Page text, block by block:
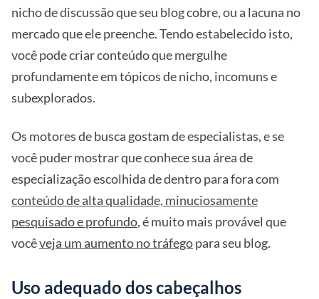
nicho de discussão que seu blog cobre, ou a lacuna no
mercado que ele preenche. Tendo estabelecido isto,
você pode criar conteúdo que mergulhe
profundamente em tópicos de nicho, incomuns e
subexplorados.
Os motores de busca gostam de especialistas, e se
você puder mostrar que conhece sua área de
especialização escolhida de dentro para fora com
conteúdo de alta qualidade, minuciosamente
pesquisado e profundo, é muito mais provável que
vocêveja um aumento no tráfegopara seu blog.
Uso adequado dos cabeçalhos